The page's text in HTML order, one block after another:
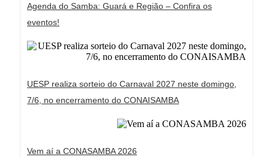
Agenda do Samba: Guará e Região – Confira os
eventos!
UESP realiza sorteio do Carnaval 2027 neste domingo,
7/6, no encerramento do CONAISAMBA
Vem aí a CONASAMBA 2026